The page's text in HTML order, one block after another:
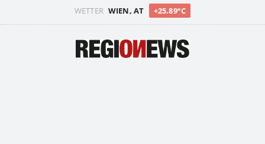
WETTER WIEN, AT +25.89°C